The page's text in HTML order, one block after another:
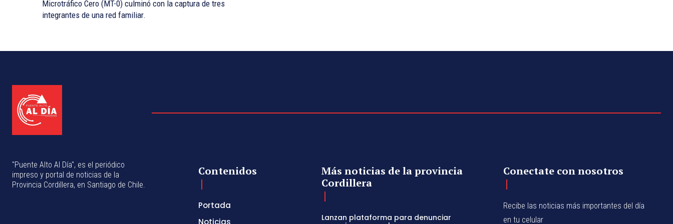
Microtráfico Cero (MT-0) culminó con la captura de tres
integrantes de una red familiar.
"Puente Alto Al Día", es el periódico
impreso y portal de noticias de la
Provincia Cordillera, en Santiago de Chile.
Contenidos
Portada
Más noticias de la provincia
Cordillera
Lanzan plataforma para denunciar
Conectate con nosotros
Recibe las noticias más importantes del día
en tu celular